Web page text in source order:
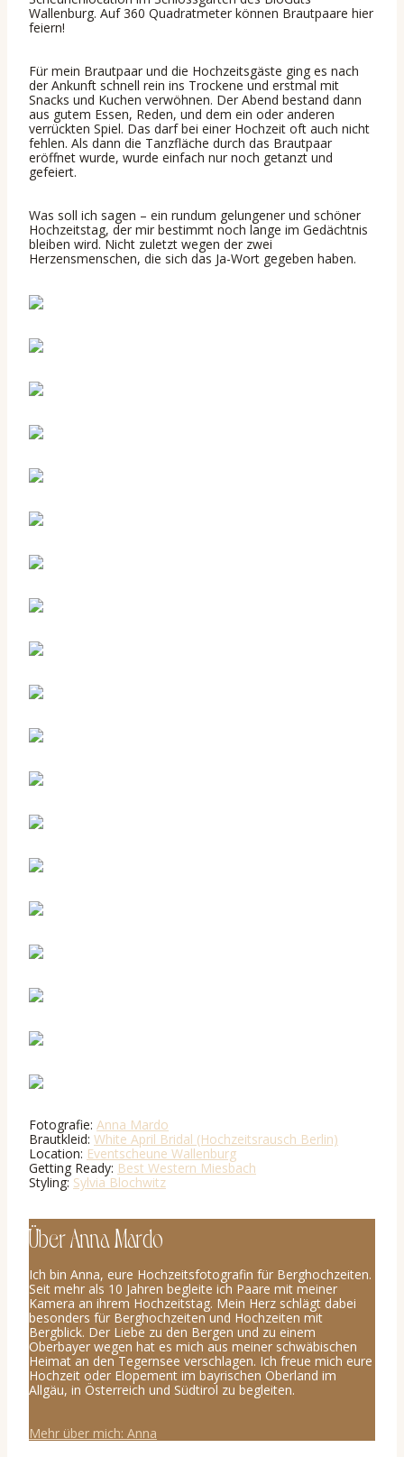
Wallenburg. Auf 360 Quadratmeter können Brautpaare hier
feiern!
Für mein Brautpaar und die Hochzeitsgäste ging es nach
der Ankunft schnell rein ins Trockene und erstmal mit
Snacks und Kuchen verwöhnen. Der Abend bestand dann
aus gutem Essen, Reden, und dem ein oder anderen
verrückten Spiel. Das darf bei einer Hochzeit oft auch nicht
fehlen. Als dann die Tanzfläche durch das Brautpaar
eröffnet wurde, wurde einfach nur noch getanzt und
gefeiert.
Was soll ich sagen – ein rundum gelungener und schöner
Hochzeitstag, der mir bestimmt noch lange im Gedächtnis
bleiben wird. Nicht zuletzt wegen der zwei
Herzensmenschen, die sich das Ja-Wort gegeben haben.
Fotografie: Anna Mardo
Brautkleid: White April Bridal (Hochzeitsrausch Berlin)
Location: Eventscheune Wallenburg
Getting Ready: Best Western Miesbach
Styling: Sylvia Blochwitz
Über Anna Mardo
Ich bin Anna, eure Hochzeitsfotografin für Berghochzeiten.
Seit mehr als 10 Jahren begleite ich Paare mit meiner
Kamera an ihrem Hochzeitstag. Mein Herz schlägt dabei
besonders für Berghochzeiten und Hochzeiten mit
Bergblick. Der Liebe zu den Bergen und zu einem
Oberbayer wegen hat es mich aus meiner schwäbischen
Heimat an den Tegernsee verschlagen. Ich freue mich eure
Hochzeit oder Elopement im bayrischen Oberland im
Allgäu, in Österreich und Südtirol zu begleiten.
Mehr über mich: Anna